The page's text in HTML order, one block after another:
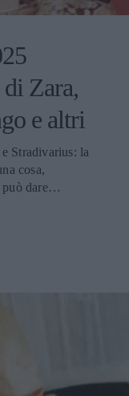
Zara,
e altri
Stradivarius: la
cosa,
dare